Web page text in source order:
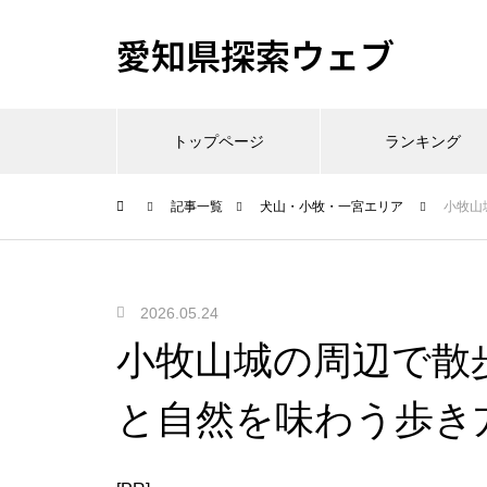
愛知県探索ウェブ
トップページ ランキング
記事一覧 犬山・小牧・一宮エリア 小牧山
2026.05.24
小牧山城の周辺で散
と自然を味わう歩き